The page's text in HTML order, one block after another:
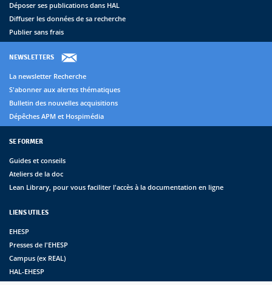
Déposer ses publications dans HAL
Diffuser les données de sa recherche
Publier sans frais
NEWSLETTERS
La newsletter Recherche
S'abonner aux alertes thématiques
Bulletin des nouvelles acquisitions
Dépêches APM et Hospimédia
SE FORMER
Guides et conseils
Ateliers de la doc
Lean Library, pour vous faciliter l'accès à la documentation en ligne
LIENS UTILES
EHESP
Presses de l'EHESP
Campus (ex REAL)
HAL-EHESP